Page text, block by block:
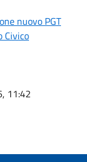
nuovo PGT
Civico
11:42